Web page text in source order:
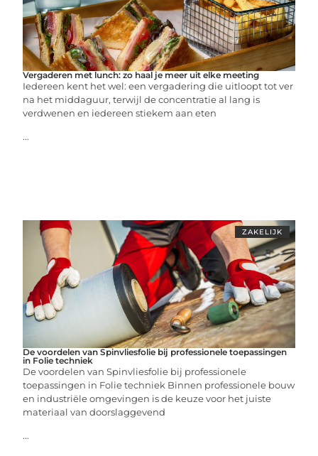
Vergaderen met lunch: zo haal je meer uit elke meeting
Iedereen kent het wel: een vergadering die uitloopt tot ver
na het middaguur, terwijl de concentratie al lang is
verdwenen en iedereen stiekem aan eten
...
ZAKELIJK
De voordelen van Spinvliesfolie bij professionele toepassingen
in Folie techniek
De voordelen van Spinvliesfolie bij professionele
toepassingen in Folie techniek Binnen professionele bouw
en industriële omgevingen is de keuze voor het juiste
materiaal van doorslaggevend
...